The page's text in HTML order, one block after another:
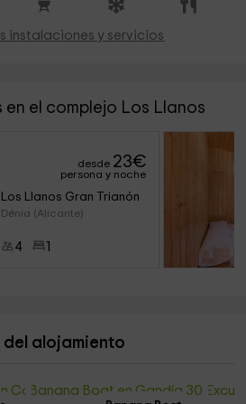
instalaciones y servicios
el complejo Los Llanos
desde 23€
persona y noche
Los Llanos Gran Trianón
Dénia (Alicante)
4
alojamiento